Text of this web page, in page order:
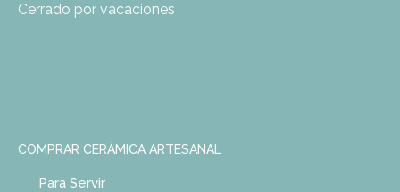
Cerrado por vacaciones
COMPRAR CERÁMICA ARTESANAL
Para Servir